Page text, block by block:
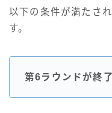
以下の条件が満たさ
す。
第6ラウンドが終